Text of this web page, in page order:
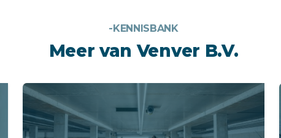
-KENNISBANK
Meer van Venver B.V.